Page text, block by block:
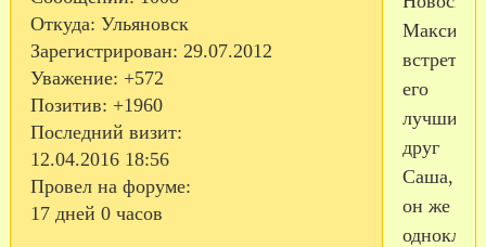
Откуда: Ульяновск
Зарегистрирован: 29.07.2012
Уважение: +572
Позитив: +1960
Последний визит:
12.04.2016 18:56
Провел на форуме:
17 дней 0 часов
Максика
встретил
его
лучший
друг
Саша,
он же